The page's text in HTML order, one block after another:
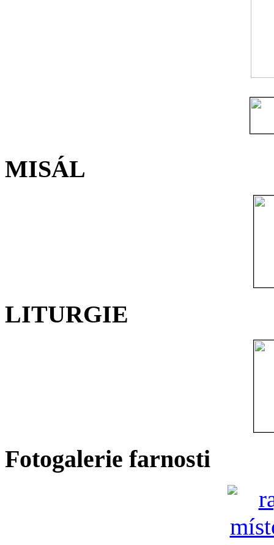
MISÁL
LITURGIE
Fotogalerie farnosti